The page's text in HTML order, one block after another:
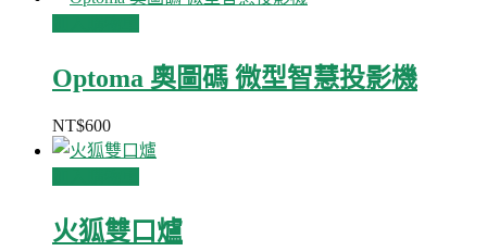
Optoma 奧圖碼 微型智慧投影機
NT$600
火狐雙口爐